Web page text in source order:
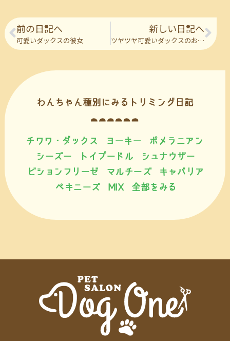
前の日記へ
可愛いダックスの彼女
新しい日記へ
ツヤツヤ可愛いダックスのおふたり
わんちゃん種別にみるトリミング日記
チワワ・ダックス ヨーキー
ポメラニアン
シーズー
トイプードル
シュナウザー
ビションフリーゼ
マルチーズ
キャバリア
ペキニーズ
MIX 全部をみる